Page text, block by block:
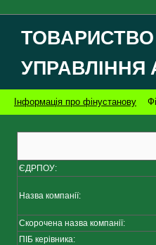
Інформація про фінустанову
ЄДРПОУ:
Назва компанії:
Скорочена назва компанії:
ПІБ керівника: